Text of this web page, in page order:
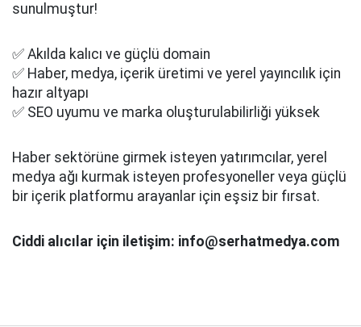
sunulmuştur!
✅ Akılda kalıcı ve güçlü domain
✅ Haber, medya, içerik üretimi ve yerel yayıncılık için
hazır altyapı
✅ SEO uyumu ve marka oluşturulabilirliği yüksek
Haber sektörüne girmek isteyen yatırımcılar, yerel
medya ağı kurmak isteyen profesyoneller veya güçlü
bir içerik platformu arayanlar için eşsiz bir fırsat.
Ciddi alıcılar için iletişim: info@serhatmedya.com